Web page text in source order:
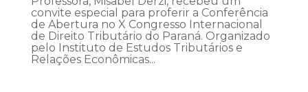
convite especial para proferir a Conferência
de Abertura no X Congresso Internacional
de Direito Tributário do Paraná. Organizado
pelo Instituto de Estudos Tributários e
Relações Econômicas...